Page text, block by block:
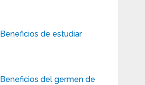
Beneficios de estudiar
Beneficios del germen de